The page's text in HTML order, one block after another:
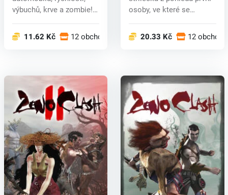
výbuchů, krve a zombie!
11.62 Kč 12 obchodech
osoby, ve které se
20.33 Kč 12